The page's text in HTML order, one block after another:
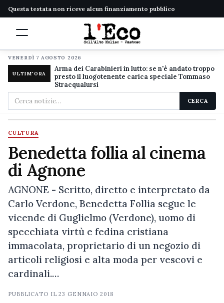
Questa testata non riceve alcun finanziamento pubblico
VENERDÌ 7 AGOSTO 2026
ULTIM'ORA
Arma dei Carabinieri in lutto: se n'è andato troppo
presto il luogotenente carica speciale Tommaso
Stracqualursi
Cerca
nel
sito
CERCA
CULTURA
Benedetta follia al cinema
di Agnone
AGNONE - Scritto, diretto e interpretato da
Carlo Verdone, Benedetta Follia segue le
vicende di Guglielmo (Verdone), uomo di
specchiata virtù e fedina cristiana
immacolata, proprietario di un negozio di
articoli religiosi e alta moda per vescovi e
cardinali.…
PUBBLICATO IL23 GENNAIO 2018